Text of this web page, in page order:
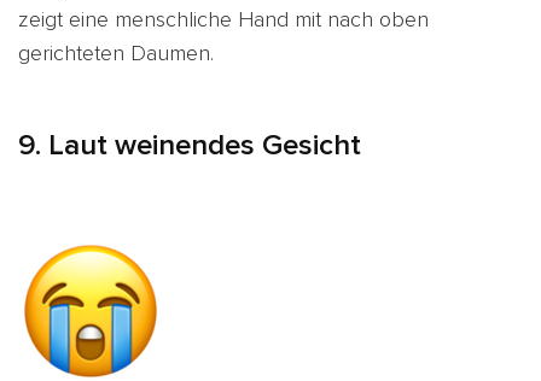
zeigt eine menschliche Hand mit nach oben
gerichteten Daumen.
9. Laut weinendes Gesicht